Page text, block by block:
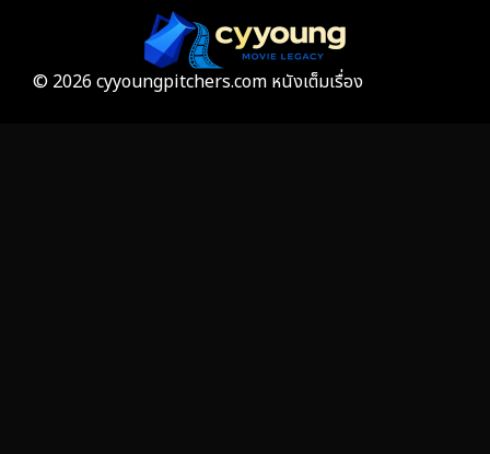
© 2026 cyyoungpitchers.com หนังเต็มเรื่อง